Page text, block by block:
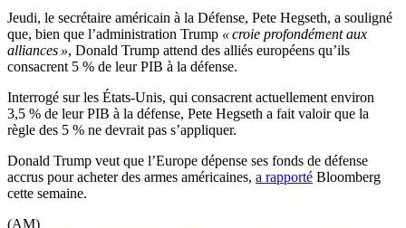
Jeudi, le secrétaire américain à la Défense, Pete Hegseth, a souligné
que, bien que l’administration Trump « croie profondément aux
alliances », Donald Trump attend des alliés européens qu’ils
consacrent 5 % de leur PIB à la défense.
Interrogé sur les États-Unis, qui consacrent actuellement environ
3,5 % de leur PIB à la défense, Pete Hegseth a fait valoir que la
règle des 5 % ne devrait pas s’appliquer.
Donald Trump veut que l’Europe dépense ses fonds de défense
accrus pour acheter des armes américaines, a rapporté Bloomberg
cette semaine.
(AM)